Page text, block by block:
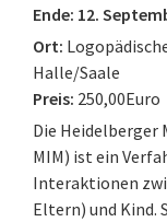
Ende: 12.
Ort:
Halle/Saale
Preis: 250,00Euro
Die
MIM) ist ein
Interaktionen
Eltern) und Kind.